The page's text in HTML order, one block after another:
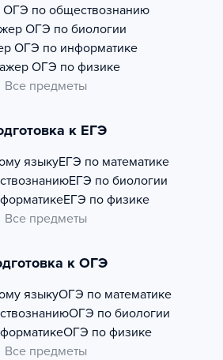
ОГЭ по обществознанию
ОГЭ по биологии
ОГЭ по информатике
ОГЭ по физике
Все предметы
к ЕГЭ
языкуЕГЭ по математике
ЕГЭ по биологии
ЕГЭ по физике
Все предметы
к ОГЭ
языкуОГЭ по математике
ОГЭ по биологии
ОГЭ по физике
Все предметы